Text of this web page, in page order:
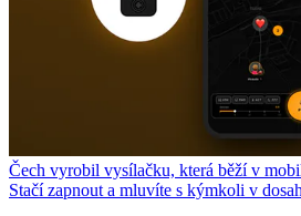
Čech vyrobil vysílačku, která běží v
Stačí zapnout a mluvíte s kýmkoli v